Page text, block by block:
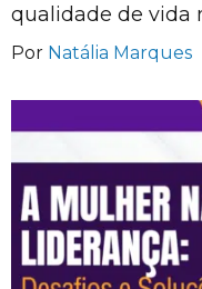
qualidade de vida
Por Natália Marques